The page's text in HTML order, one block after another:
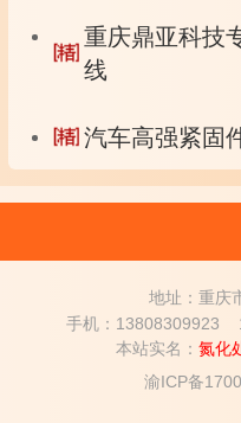
重庆鼎亚科技
线
汽车高强紧固
地址：重庆
手机：13808309923
本站实名： 氮化
渝ICP备